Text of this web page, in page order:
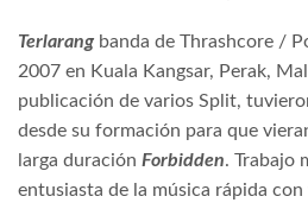
Terlarang banda de Thrashcore /
2007 en Kuala Kangsar, Perak,
publicación de varios Split,
desde su formación para que
larga duración Forbidden. Trabajo
entusiasta de la música rápida